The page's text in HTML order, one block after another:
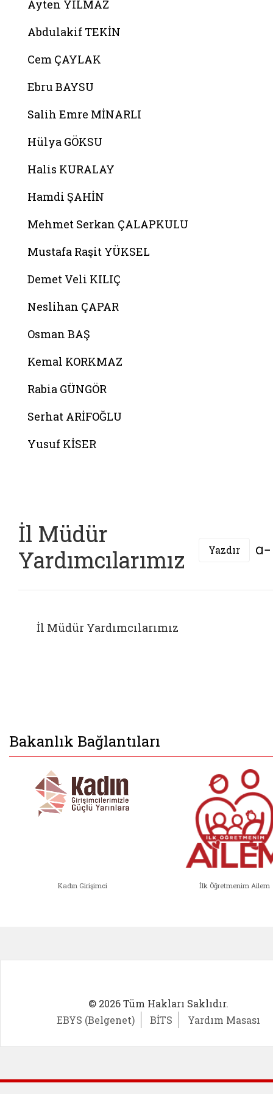
Ayten YILMAZ
Abdulakif TEKİN
Cem ÇAYLAK
Ebru BAYSU
Salih Emre MİNARLI
Hülya GÖKSU
Halis KURALAY
Hamdi ŞAHİN
Mehmet Serkan ÇALAPKULU
Mustafa Raşit YÜKSEL
Demet Veli KILIÇ
Neslihan ÇAPAR
Osman BAŞ
Kemal KORKMAZ
Rabia GÜNGÖR
Serhat ARİFOĞLU
Yusuf KİSER
İl Müdür
Yardımcılarımız
Yazdır
İl Müdür Yardımcılarımız
Bakanlık Bağlantıları
Kadın Girişimci İlk Öğretmenim Ailem
© 2026 Tüm Hakları Saklıdır.
EBYS (Belgenet)
BİTS Yardım Masası